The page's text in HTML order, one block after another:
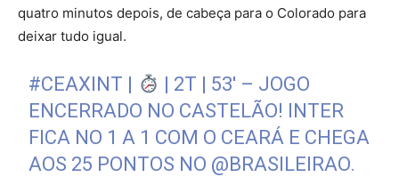
quatro minutos depois, de cabeça para o Colorado para
deixar tudo igual.
#CEAXINT
| 2T | 53′ – JOGO
ENCERRADO NO CASTELÃO! INTER
FICA NO 1 A 1 COM O CEARÁ E CHEGA
AOS 25 PONTOS NO @BRASILEIRAO.